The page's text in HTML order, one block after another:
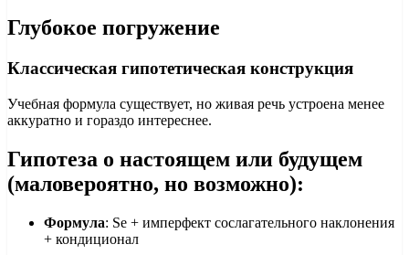
Глубокое погружение
Классическая гипотетическая конструкция
Учебная формула существует, но живая речь устроена менее
аккуратно и гораздо интереснее.
Гипотеза о настоящем или будущем
(маловероятно, но возможно):
Формула: Se + имперфект сослагательного наклонения
+ кондиционал